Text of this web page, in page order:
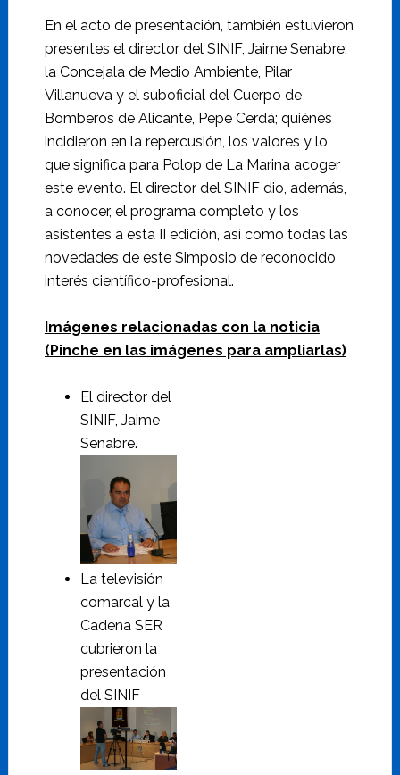
En el acto de presentación, también estuvieron
presentes el director del SINIF, Jaime Senabre;
la Concejala de Medio Ambiente, Pilar
Villanueva y el suboficial del Cuerpo de
Bomberos de Alicante, Pepe Cerdá; quiénes
incidieron en la repercusión, los valores y lo
que significa para Polop de La Marina acoger
este evento. El director del SINIF dio, además,
a conocer, el programa completo y los
asistentes a esta II edición, así como todas las
novedades de este Simposio de reconocido
interés científico-profesional.
Imágenes relacionadas con la noticia
(Pinche en las imágenes para ampliarlas)
El director del
SINIF, Jaime
Senabre.
La televisión
comarcal y la
Cadena SER
cubrieron la
presentación
del SINIF